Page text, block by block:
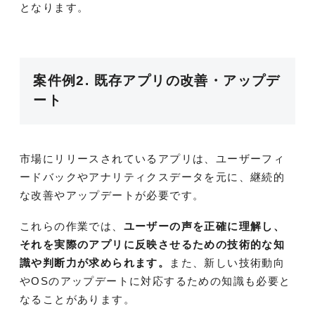
となります。
案件例2. 既存アプリの改善・アップデ
ート
市場にリリースされているアプリは、ユーザーフィ
ードバックやアナリティクスデータを元に、継続的
な改善やアップデートが必要です。
これらの作業では、 ユーザーの声を正確に理解し、
それを実際のアプリに反映させるための技術的な知
識や判断力が求められます。
また、新しい技術動向
やOSのアップデートに対応するための知識も必要と
なることがあります。